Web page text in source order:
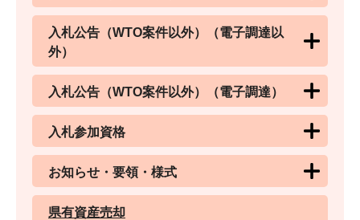
入札公告（WTO案件以外）（電子調達以
外）
入札公告（WTO案件以外）（電子調達）
入札参加資格
お知らせ・要領・様式
県有資産売却